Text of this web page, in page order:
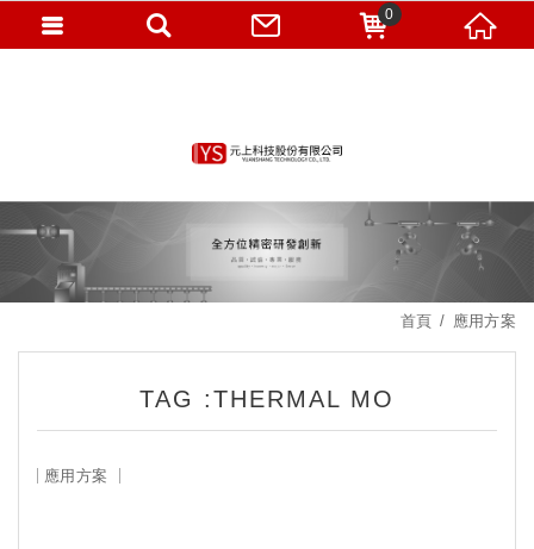
首頁 應用方案
TAG :THERMAL MO
應用方案
0